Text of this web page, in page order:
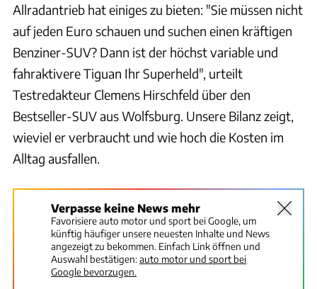
Allradantrieb hat einiges zu bieten: "Sie müssen nicht
auf jeden Euro schauen und suchen einen kräftigen
Benziner-SUV? Dann ist der höchst variable und
fahraktivere Tiguan Ihr Superheld", urteilt
Testredakteur Clemens Hirschfeld über den
Bestseller-SUV aus Wolfsburg. Unsere Bilanz zeigt,
wieviel er verbraucht und wie hoch die Kosten im
Alltag ausfallen.
Verpasse keine News mehr
Favorisiere auto motor und sport bei Google, um
künftig häufiger unsere neuesten Inhalte und News
angezeigt zu bekommen. Einfach Link öffnen und
Auswahl bestätigen:auto motor und sport bei
Google bevorzugen.